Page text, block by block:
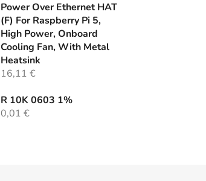
Power Over Ethernet HAT
(F) For Raspberry Pi 5,
High Power, Onboard
Cooling Fan, With Metal
Heatsink
16,11 €
R 10K 0603 1%
0,01 €